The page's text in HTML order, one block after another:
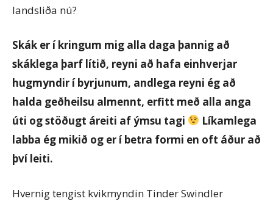
landsliða nú?
Skák er í kringum mig alla daga þannig að
skáklega þarf lítið, reyni að hafa einhverjar
hugmyndir í byrjunum, andlega reyni ég að
halda geðheilsu almennt, erfitt með alla anga
úti og stöðugt áreiti af ýmsu tagi
Líkamlega
labba ég mikið og er í betra formi en oft áður að
því leiti.
Hvernig tengist kvikmyndin Tinder Swindler